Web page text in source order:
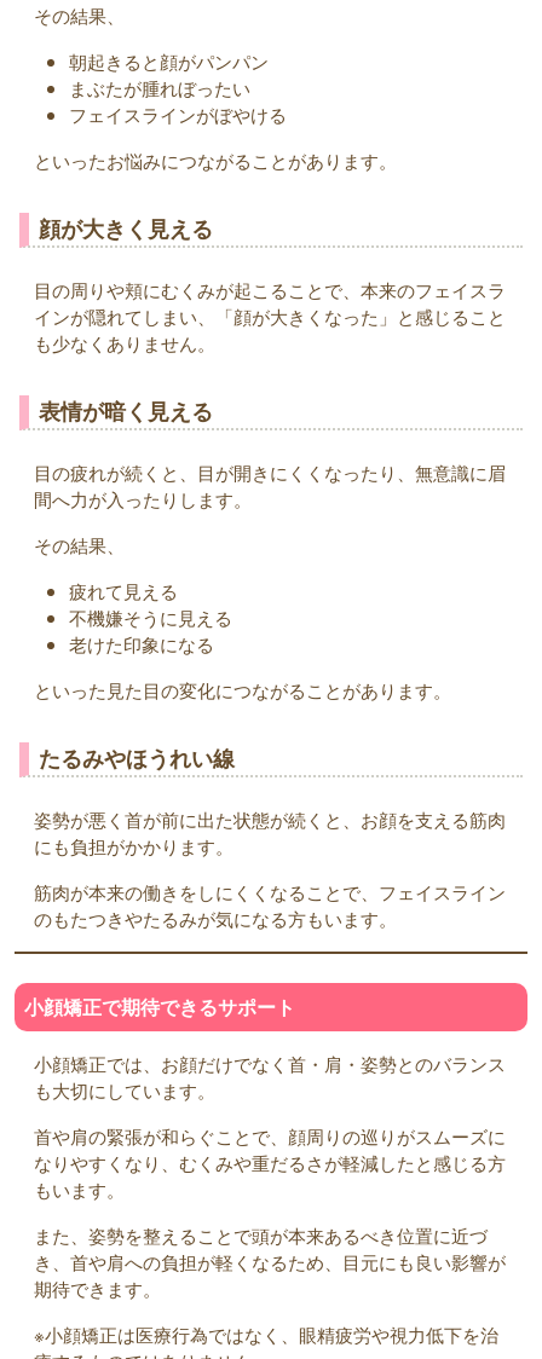
その結果、
朝起きると顔がパンパン
まぶたが腫れぼったい
フェイスラインがぼやける
といったお悩みにつながることがあります。
顔が大きく見える
目の周りや頬にむくみが起こることで、本来のフェイスラ
インが隠れてしまい、「顔が大きくなった」と感じること
も少なくありません。
表情が暗く見える
目の疲れが続くと、目が開きにくくなったり、無意識に眉
間へ力が入ったりします。
その結果、
疲れて見える
不機嫌そうに見える
老けた印象になる
といった見た目の変化につながることがあります。
たるみやほうれい線
姿勢が悪く首が前に出た状態が続くと、お顔を支える筋肉
にも負担がかかります。
筋肉が本来の働きをしにくくなることで、フェイスライン
のもたつきやたるみが気になる方もいます。
小顔矯正で期待できるサポート
小顔矯正では、お顔だけでなく首・肩・姿勢とのバランス
も大切にしています。
首や肩の緊張が和らぐことで、顔周りの巡りがスムーズに
なりやすくなり、むくみや重だるさが軽減したと感じる方
もいます。
また、姿勢を整えることで頭が本来あるべき位置に近づ
き、首や肩への負担が軽くなるため、目元にも良い影響が
期待できます。
※小顔矯正は医療行為ではなく、眼精疲労や視力低下を治